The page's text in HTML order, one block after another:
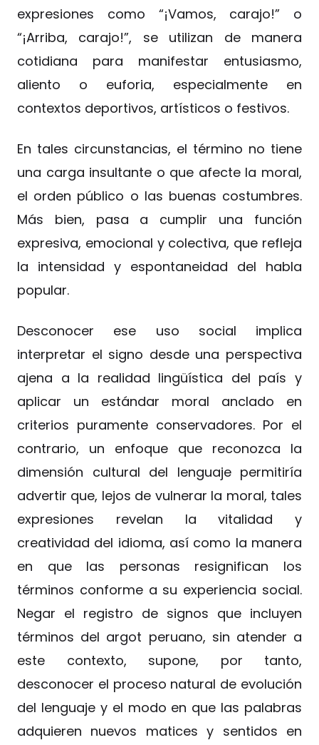
expresiones como “¡Vamos, carajo!” o
“¡Arriba, carajo!”, se utilizan de manera
cotidiana para manifestar entusiasmo,
aliento o euforia, especialmente en
contextos deportivos, artísticos o festivos.
En tales circunstancias, el término no tiene
una carga insultante o que afecte la moral,
el orden público o las buenas costumbres.
Más bien, pasa a cumplir una función
expresiva, emocional y colectiva, que refleja
la intensidad y espontaneidad del habla
popular.
Desconocer ese uso social implica
interpretar el signo desde una perspectiva
ajena a la realidad lingüística del país y
aplicar un estándar moral anclado en
criterios puramente conservadores. Por el
contrario, un enfoque que reconozca la
dimensión cultural del lenguaje permitiría
advertir que, lejos de vulnerar la moral, tales
expresiones revelan la vitalidad y
creatividad del idioma, así como la manera
en que las personas resignifican los
términos conforme a su experiencia social.
Negar el registro de signos que incluyen
términos del argot peruano, sin atender a
este contexto, supone, por tanto,
desconocer el proceso natural de evolución
del lenguaje y el modo en que las palabras
adquieren nuevos matices y sentidos en